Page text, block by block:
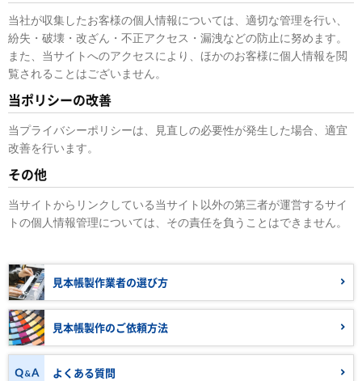
当社が収集したお客様の個人情報については、適切な管理を行い、
紛失・破壊・改ざん・不正アクセス・漏洩などの防止に努めます。
また、当サイトへのアクセスにより、ほかのお客様に個人情報を閲
覧されることはございません。
当ポリシーの改善
当プライバシーポリシーは、見直しの必要性が発生した場合、適宜
改善を行います。
その他
当サイトからリンクしている当サイト以外の第三者が運営するサイ
トの個人情報管理については、その責任を負うことはできません。
見本帳製作業者の選び方
見本帳製作のご依頼方法
よくある質問